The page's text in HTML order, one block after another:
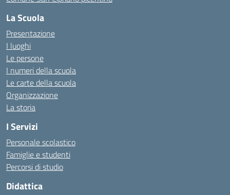
La Scuola
Presentazione
I luoghi
Le persone
I numeri della scuola
Le carte della scuola
Organizzazione
La storia
I Servizi
Personale scolastico
Famiglie e studenti
Percorsi di studio
Didattica